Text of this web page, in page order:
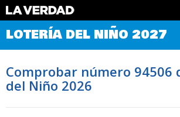
Comprobar Loteria del Niño
Premios
Noticias
Datos
Historia
LOTERÍA DEL NIÑO 2027
Comprobar número 94506
del Niño 2026